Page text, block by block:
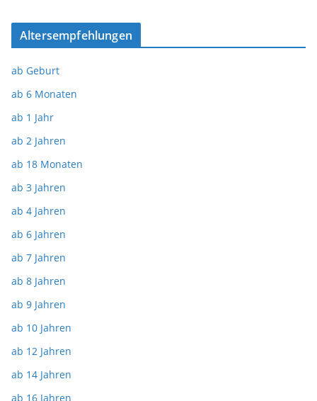
Altersempfehlungen
ab Geburt
ab 6 Monaten
ab 1 Jahr
ab 2 Jahren
ab 18 Monaten
ab 3 Jahren
ab 4 Jahren
ab 6 Jahren
ab 7 Jahren
ab 8 Jahren
ab 9 Jahren
ab 10 Jahren
ab 12 Jahren
ab 14 Jahren
ab 16 Jahren